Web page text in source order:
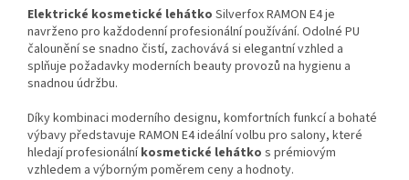
Elektrické kosmetické lehátko Silverfox RAMON E4 je
navrženo pro každodenní profesionální používání. Odolné PU
čalounění se snadno čistí, zachovává si elegantní vzhled a
splňuje požadavky moderních beauty provozů na hygienu a
snadnou údržbu.
Díky kombinaci moderního designu, komfortních funkcí a bohaté
výbavy představuje RAMON E4 ideální volbu pro salony, které
hledají profesionálníkosmetické lehátko s prémiovým
vzhledem a výborným poměrem ceny a hodnoty.